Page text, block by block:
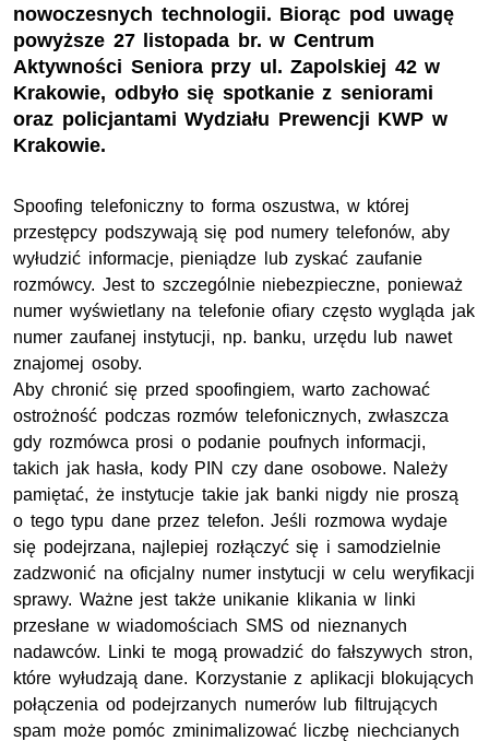
nowoczesnych technologii. Biorąc pod uwagę
powyższe 27 listopada br. w Centrum
Aktywności Seniora przy ul. Zapolskiej 42 w
Krakowie, odbyło się spotkanie z seniorami
oraz policjantami Wydziału Prewencji KWP w
Krakowie.
Spoofing telefoniczny to forma oszustwa, w której
przestępcy podszywają się pod numery telefonów, aby
wyłudzić informacje, pieniądze lub zyskać zaufanie
rozmówcy. Jest to szczególnie niebezpieczne, ponieważ
numer wyświetlany na telefonie ofiary często wygląda jak
numer zaufanej instytucji, np. banku, urzędu lub nawet
znajomej osoby.
Aby chronić się przed spoofingiem, warto zachować
ostrożność podczas rozmów telefonicznych, zwłaszcza
gdy rozmówca prosi o podanie poufnych informacji,
takich jak hasła, kody PIN czy dane osobowe. Należy
pamiętać, że instytucje takie jak banki nigdy nie proszą
o tego typu dane przez telefon. Jeśli rozmowa wydaje
się podejrzana, najlepiej rozłączyć się i samodzielnie
zadzwonić na oficjalny numer instytucji w celu weryfikacji
sprawy. Ważne jest także unikanie klikania w linki
przesłane w wiadomościach SMS od nieznanych
nadawców. Linki te mogą prowadzić do fałszywych stron,
które wyłudzają dane. Korzystanie z aplikacji blokujących
połączenia od podejrzanych numerów lub filtrujących
spam może pomóc zminimalizować liczbę niechcianych